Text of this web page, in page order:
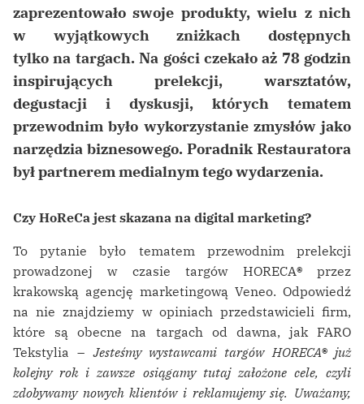
zaprezentowało swoje produkty, wielu z nich
w wyjątkowych zniżkach dostępnych
tylko na targach. Na gości czekało aż 78 godzin
inspirujących prelekcji, warsztatów,
degustacji i dyskusji, których tematem
przewodnim było wykorzystanie zmysłów jako
narzędzia biznesowego. Poradnik Restauratora
był partnerem medialnym tego wydarzenia.
Czy HoReCa jest skazana na digital marketing?
To pytanie było tematem przewodnim prelekcji
prowadzonej w czasie targów HORECA®przez
krakowską agencję marketingową Veneo. Odpowiedź
na nie znajdziemy w opiniach przedstawicieli firm,
które są obecne na targach od dawna, jak FARO
Tekstylia –Jesteśmy wystawcami targów HORECA®już
kolejny rok i zawsze osiągamy tutaj założone cele, czyli
zdobywamy nowych klientów i reklamujemy się. Uważamy,